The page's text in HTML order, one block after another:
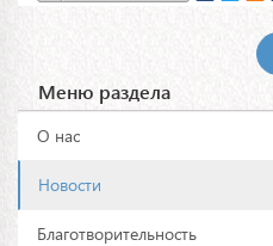
Меню раздела
О нас
Новости
Благотворительность